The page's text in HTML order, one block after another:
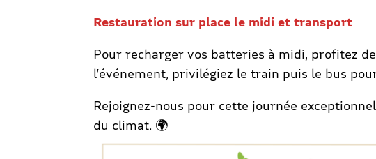
Restauration sur place le midi et transport
Pour recharger vos batteries à midi, profitez
l’événement, privilégiez le train puis le bus
Rejoignez-nous pour cette journée
du climat. 🌍